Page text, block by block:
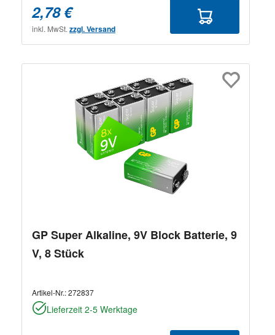
2,78 €
inkl. MwSt. zzgl. Versand
GP Super Alkaline, 9V Block Batterie, 9
V, 8 Stück
Artikel-Nr.:272837
Lieferzeit 2-5 Werktage